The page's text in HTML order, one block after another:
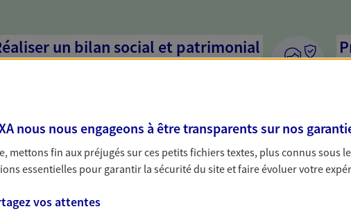
un bilan social et patrimonial
un bilan complet de votre situation. Une analyse
pour vous formuler des conseils cohérents avec vos
Anticiper et préparer votre retraite
jamais ni trop tôt, ni trop tard pour préparer votre
nous nous engageons à être transparents sur nos
mettons fin aux préjugés sur ces petits fichiers textes, plus connus sous
essentielles pour garantir la sécurité du site et faire évoluer votre
vos attentes